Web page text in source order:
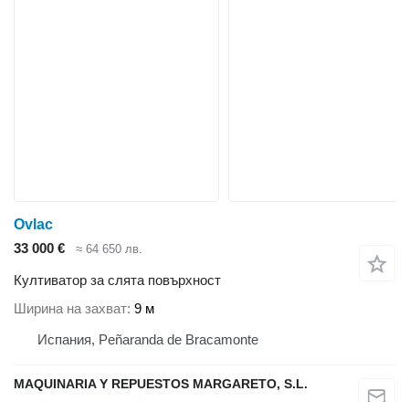
Ovlac
33 000 €
≈ 64 650 лв.
Култиватор за слята повърхност
Ширина на захват 9 м
Испания, Peñaranda de Bracamonte
MAQUINARIA Y REPUESTOS MARGARETO, S.L.